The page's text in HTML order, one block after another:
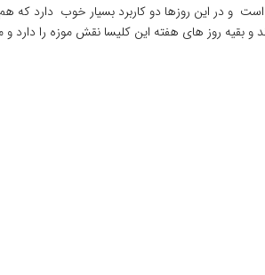
ترین کلیسا ها میباشد که چوبی است که در قرن 13 میلادی ساخته شده است و در این
و بقیه روز های هفته این کلیسا نقش موزه را دارد